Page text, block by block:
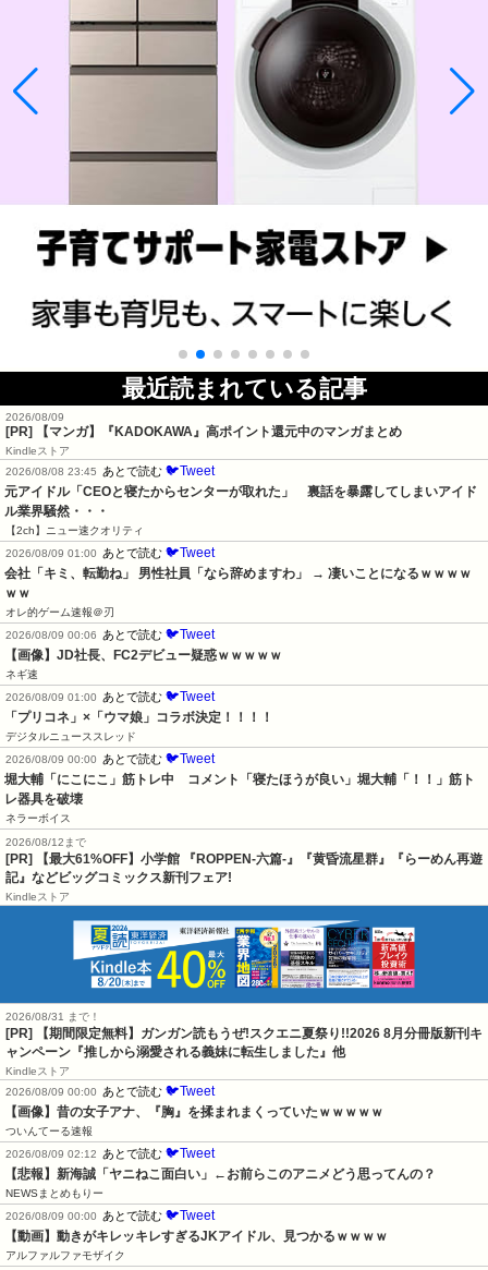
最近読まれている記事
2026/08/09
[PR] 【マンガ】『KADOKAWA』高ポイント還元中のマンガまとめ
Kindleストア
2026/08/08 23:45
あとで読む 🐦Tweet
元アイドル「CEOと寝たからセンターが取れた」　裏話を暴露してしまいアイド
ル業界騒然・・・
【2ch】ニュー速クオリティ
2026/08/09 01:00
あとで読む 🐦Tweet
会社「キミ、転勤ね」 男性社員「なら辞めますわ」 → 凄いことになるｗｗｗｗ
ｗｗ
オレ的ゲーム速報＠刃
2026/08/09 00:06
あとで読む 🐦Tweet
【画像】JD社長、FC2デビュー疑惑ｗｗｗｗｗ
ネギ速
2026/08/09 01:00
あとで読む 🐦Tweet
「プリコネ」×「ウマ娘」コラボ決定！！！！
デジタルニューススレッド
2026/08/09 00:00
あとで読む 🐦Tweet
堀大輔「にこにこ」筋トレ中　コメント「寝たほうが良い」堀大輔「！！」筋ト
レ器具を破壊
ネラーボイス
2026/08/12まで
[PR] 【最大61%OFF】小学館 『ROPPEN-六篇-』『黄昏流星群』『らーめん再遊
記』などビッグコミックス新刊フェア!
Kindleストア
2026/08/31 まで！
[PR] 【期間限定無料】ガンガン読もうぜ!スクエニ夏祭り!!2026 8月分冊版新刊キ
ャンペーン『推しから溺愛される義妹に転生しました』他
Kindleストア
2026/08/09 00:00 あとで読む 🐦Tweet
【画像】昔の女子アナ、『胸』を揉まれまくっていたｗｗｗｗｗ
ついんてーる速報
2026/08/09 02:12 あとで読む 🐦Tweet
【悲報】新海誠「ヤニねこ面白い」←お前らこのアニメどう思ってんの？
NEWSまとめもりー
2026/08/09 00:00 あとで読む 🐦Tweet
【動画】動きがキレッキレすぎるJKアイドル、見つかるｗｗｗｗ
アルファルファモザイク